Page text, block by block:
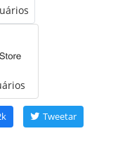
Tweetar